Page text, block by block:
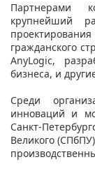
Партнерами
крупнейший
гражданского
AnyLogic,
бизнеса, и
Среди
инноваций и
Санкт-
Великого